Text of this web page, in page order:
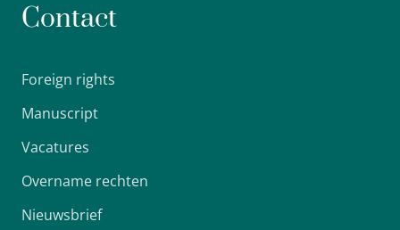
Contact
Foreign rights
Manuscript
Vacatures
Overname rechten
Nieuwsbrief